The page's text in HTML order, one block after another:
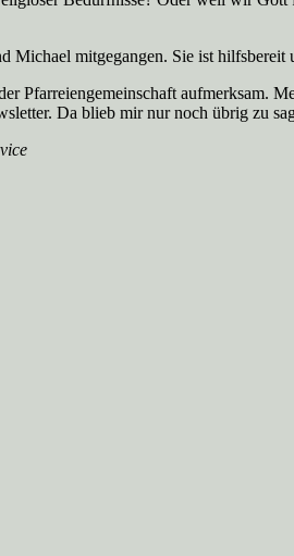
Michael mitgegangen. Sie ist
Pfarreiengemeinschaft aufmerksam.
Da blieb mir nur noch übrig zu